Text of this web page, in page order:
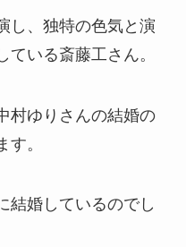
し、独特の色気と演
いる斎藤工さん。
村ゆりさんの結婚の
。
結婚しているのでし